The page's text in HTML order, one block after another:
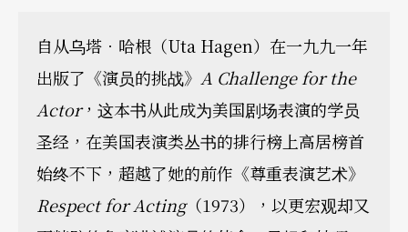
自从乌塔．哈根（Uta Hagen）在一九九一年
出版了《演员的挑战》 A Challenge for the
Actor，这本书从此成为美国剧场表演的学员
圣经，在美国表演类丛书的排行榜上高居榜首
始终不下，超越了她的前作《尊重表演艺术》
Respect for Acting（1973），以更宏观却又